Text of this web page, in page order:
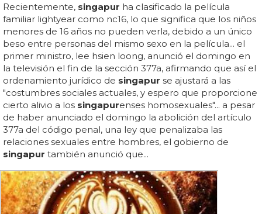
Recientemente, singapur ha clasificado la película
familiar lightyear como nc16, lo que significa que los niños
menores de 16 años no pueden verla, debido a un único
beso entre personas del mismo sexo en la película... el
primer ministro, lee hsien loong, anunció el domingo en
la televisión el fin de la sección 377a, afirmando que así el
ordenamiento jurídico de singapur se ajustará a las
"costumbres sociales actuales, y espero que proporcione
cierto alivio a los singapurenses homosexuales"... a pesar
de haber anunciado el domingo la abolición del artículo
377a del código penal, una ley que penalizaba las
relaciones sexuales entre hombres, el gobierno de
singapur también anunció que...